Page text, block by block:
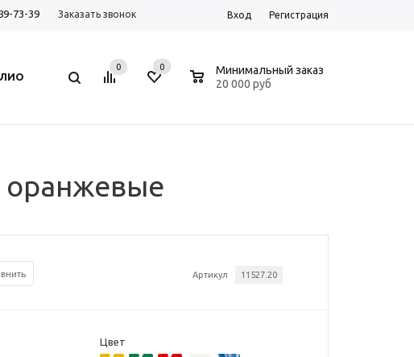
73-39 Заказать звонок Вход Регистрация
0 0
Минимальный заказ
20 000 руб
оранжевые
Артикул 11527.20
Цвет